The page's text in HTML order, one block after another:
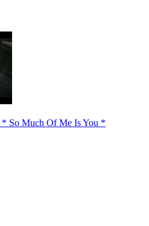
* So Much Of Me Is You *